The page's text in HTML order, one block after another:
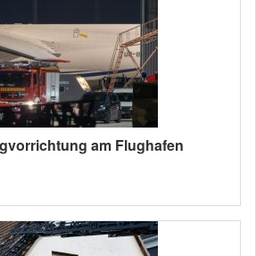
am Flughafen